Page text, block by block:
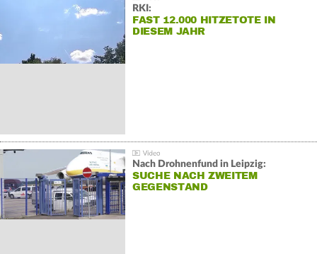
RKI:
FAST 12.000 HITZETOTE IN
DIESEM JAHR
Nach Drohnenfund in Leipzig:
SUCHE NACH ZWEITEM
GEGENSTAND